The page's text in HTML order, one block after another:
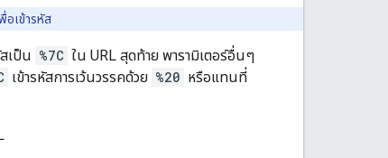
อเข้ารหัส
เป็น %7C ใน URL สุดท้าย พารามิเตอร์อื่นๆ
เข้ารหัสการเว้นวรรคด้วย %20 หรือแทนที่